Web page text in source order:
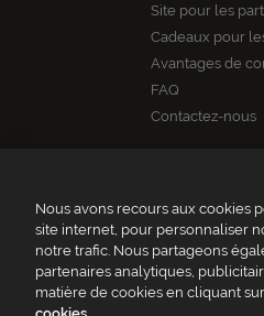
Site pour les
Cadeaux pour
Avantages de
FAQ
Contactez-nous
Nous avons recours aux cookies
site internet, pour personnaliser
notre trafic. Nous partageons
partenaires analytiques,
matière de cookies en cliquant